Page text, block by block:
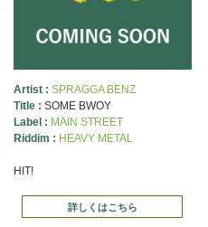
Artist : SPRAGGA BENZ
Title : SOME BWOY
Label : MAIN STREET
Riddim : HEAVY METAL
HIT!
詳しくはこちら